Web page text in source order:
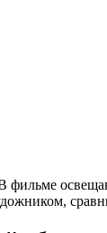
фильме